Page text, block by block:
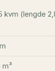
kvm (lengde
m³